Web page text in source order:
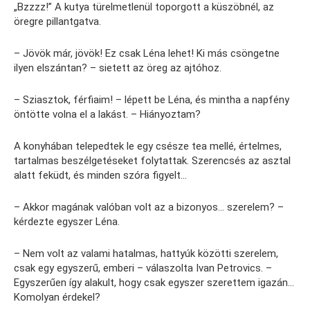
„Bzzzz!” A kutya türelmetlenül toporgott a küszöbnél, az
öregre pillantgatva.
– Jövök már, jövök! Ez csak Léna lehet! Ki más csöngetne
ilyen elszántan? – sietett az öreg az ajtóhoz.
– Sziasztok, férfiaim! – lépett be Léna, és mintha a napfény
öntötte volna el a lakást. – Hiányoztam?
A konyhában telepedtek le egy csésze tea mellé, értelmes,
tartalmas beszélgetéseket folytattak. Szerencsés az asztal
alatt feküdt, és minden szóra figyelt…
– Akkor magának valóban volt az a bizonyos… szerelem? –
kérdezte egyszer Léna.
– Nem volt az valami hatalmas, hattyúk közötti szerelem,
csak egy egyszerű, emberi – válaszolta Ivan Petrovics. –
Egyszerűen így alakult, hogy csak egyszer szerettem igazán…
Komolyan érdekel?